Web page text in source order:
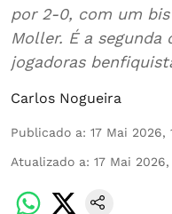
por 2-0, com um
Moller. É a segunda
jogadoras
Carlos Nogueira
Publicado a: 17 Mai 2026,
Atualizado a: 17 Mai 2026,